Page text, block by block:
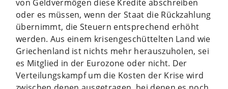
von Geldvermögen diese Kredite abschreiben
oder es müssen, wenn der Staat die Rückzahlung
übernimmt, die Steuern entsprechend erhöht
werden. Aus einem krisengeschüttelten Land wie
Griechenland ist nichts mehr herauszuholen, sei
es Mitglied in der Eurozone oder nicht. Der
Verteilungskampf um die Kosten der Krise wird